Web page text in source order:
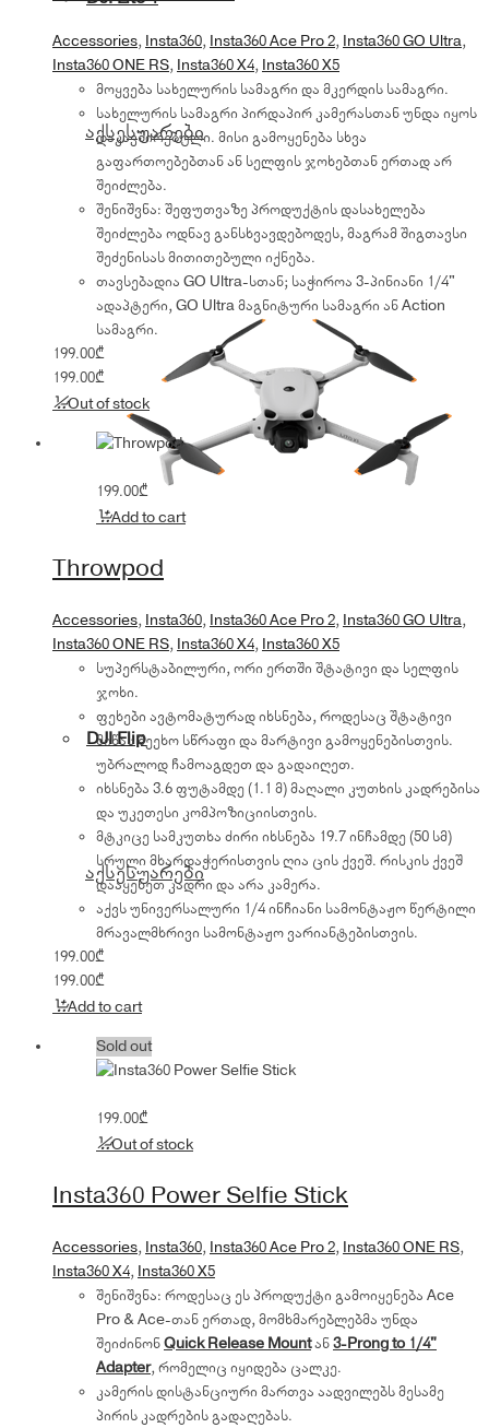
აქსესუარები
DJI Flip
აქსესუარები
Accessories, Insta360, Insta360 Ace Pro 2, Insta360 GO Ultra,
Insta360 ONE RS, Insta360 X4, Insta360 X5
მოყვება სახელურის სამაგრი და მკერდის სამაგრი.
სახელურის სამაგრი პირდაპირ კამერასთან უნდა იყოს
დაკავშირებული. მისი გამოყენება სხვა
გაფართოებებთან ან სელფის ჯოხებთან ერთად არ
შეიძლება.
შენიშვნა: შეფუთვაზე პროდუქტის დასახელება
შეიძლება ოდნავ განსხვავდებოდეს, მაგრამ შიგთავსი
შეძენისას მითითებული იქნება.
თავსებადია GO Ultra-სთან; საჭიროა 3-პინიანი 1/4"
ადაპტერი, GO Ultra მაგნიტური სამაგრი ან Action
სამაგრი.
199.00₾
199.00₾
Out of stock
199.00₾
Add to cart
Throwpod
Accessories, Insta360, Insta360 Ace Pro 2, Insta360 GO Ultra,
Insta360 ONE RS, Insta360 X4, Insta360 X5
სუპერსტაბილური, ორი ერთში შტატივი და სელფის
ჯოხი.
ფეხები ავტომატურად იხსნება, როდესაც შტატივი
მიწას შეეხო სწრაფი და მარტივი გამოყენებისთვის.
უბრალოდ ჩამოაგდეთ და გადაიღეთ.
იხსნება 3.6 ფუტამდე (1.1 მ) მაღალი კუთხის კადრებისა
და უკეთესი კომპოზიციისთვის.
მტკიცე სამკუთხა ძირი იხსნება 19.7 ინჩამდე (50 სმ)
სრული მხარდაჭერისთვის ღია ცის ქვეშ. რისკის ქვეშ
დააყენეთ კადრი და არა კამერა.
აქვს უნივერსალური 1/4 ინჩიანი სამონტაჟო წერტილი
მრავალმხრივი სამონტაჟო ვარიანტებისთვის.
199.00₾
199.00₾
Add to cart
Sold out
199.00₾
Out of stock
Insta360 Power Selfie Stick
Accessories, Insta360, Insta360 Ace Pro 2, Insta360 ONE RS,
Insta360 X4, Insta360 X5
შენიშვნა: როდესაც ეს პროდუქტი გამოიყენება Ace
Pro & Ace-თან ერთად, მომხმარებლებმა უნდა
შეიძინონQuick Release Mountან3-Prong to 1/4"
Adapter, რომელიც იყიდება ცალკე.
კამერის დისტანციური მართვა აადვილებს მესამე
პირის კადრების გადაღებას.